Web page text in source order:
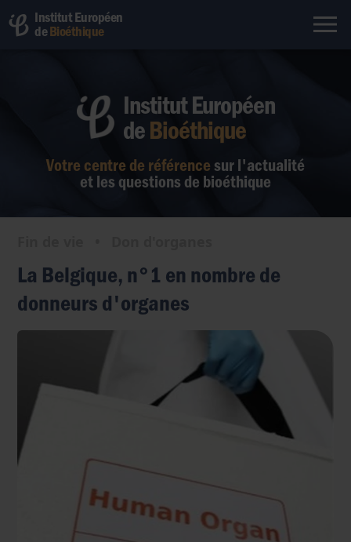
Institut Européen
deBioéthique
Votre centre de référence sur l'actualité
et les questions de bioéthique
Institut Européen
deBioéthique
La Belgique, n°1 en nombre de
donneurs d'organes